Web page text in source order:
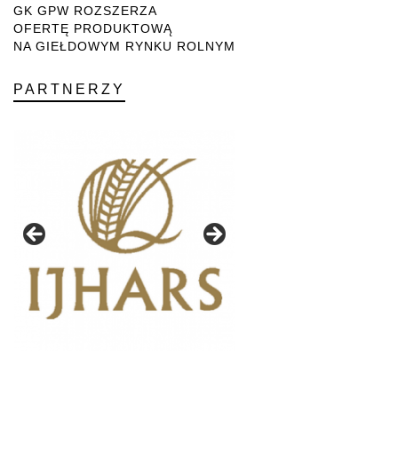
GK GPW ROZSZERZA
OFERTĘ PRODUKTOWĄ
NA GIEŁDOWYM RYNKU ROLNYM
PARTNERZY